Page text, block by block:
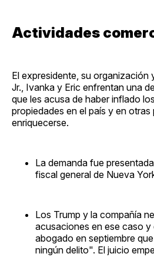
Actividades
El expresidente, su organización
Jr., Ivanka y Eric enfrentan una
que les acusa de haber inflado
propiedades en el país y en
enriquecerse.
La demanda fue
fiscal general de Nueva
Los Trump y la compañía
acusaciones en ese caso y
abogado en septiembre
ningún delito". El juicio